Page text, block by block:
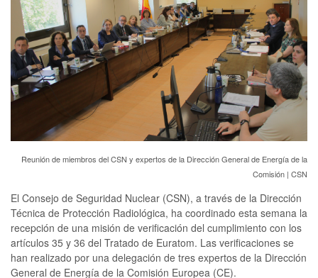
Reunión de miembros del CSN y expertos de la Dirección General de Energía de la
Comisión | CSN
El Consejo de Seguridad Nuclear (CSN), a través de la Dirección
Técnica de Protección Radiológica, ha coordinado esta semana la
recepción de una misión de verificación del cumplimiento con los
artículos 35 y 36 del Tratado de Euratom. Las verificaciones se
han realizado por una delegación de tres expertos de la Dirección
General de Energía de la Comisión Europea (CE).